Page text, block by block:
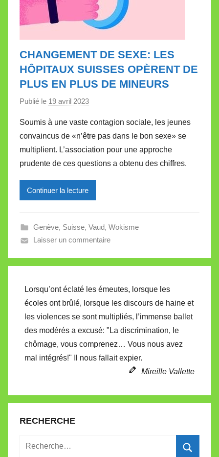
CHANGEMENT DE SEXE: LES
HÔPITAUX SUISSES OPÈRENT DE
PLUS EN PLUS DE MINEURS
Publié le 19 avril 2023
r
M
i
r
l
e
V
l
e
t
t
e
Soumis à une vaste contagion sociale, les jeunes
convaincus de «n’être pas dans le bon sexe» se
multiplient. L’association pour une approche
prudente de ces questions a obtenu des chiffres.
Continuer la lecture
Genève, Suisse, Vaud, Wokisme
Laisser un commentaire
Lorsqu’ont éclaté les émeutes, lorsque les
écoles ont brûlé, lorsque les discours de haine et
les violences se sont multipliés, l’immense ballet
des modérés a excusé: "La discrimination, le
chômage, vous comprenez… Vous nous avez
mal intégrés!" Il nous fallait expier.
Mireille Vallette
RECHERCHE
Recherche